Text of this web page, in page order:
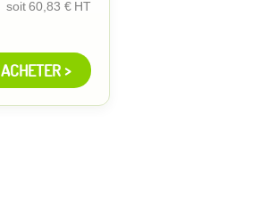
soit60,83 € HT
ACHETER >